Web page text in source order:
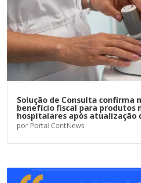
Solução de Consulta confirma
benefício fiscal para produtos
hospitalares após atualização
por Portal ContNews